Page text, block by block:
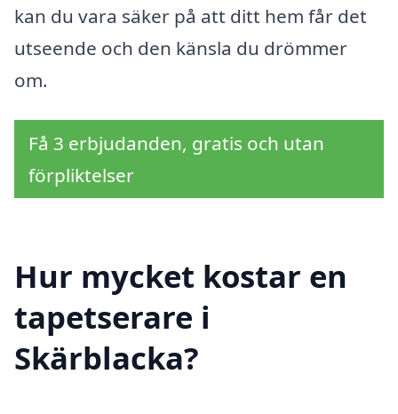
kan du vara säker på att ditt hem får det
utseende och den känsla du drömmer
om.
Få 3 erbjudanden, gratis och utan
förpliktelser
Hur mycket kostar en
tapetserare i
Skärblacka?